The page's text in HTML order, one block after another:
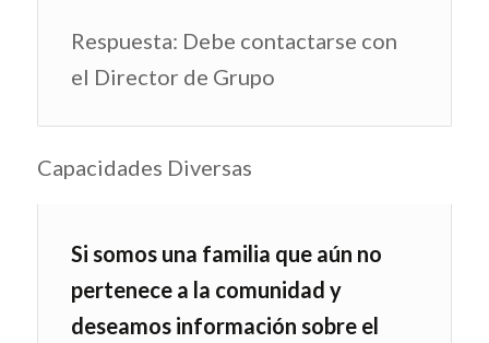
Respuesta: Debe contactarse con
el Director de Grupo
Capacidades Diversas
Si somos una familia que aún no
pertenece a la comunidad y
deseamos información sobre el